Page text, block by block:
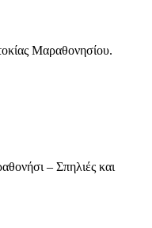
Μαραθονησίου.
– Σπηλιές και